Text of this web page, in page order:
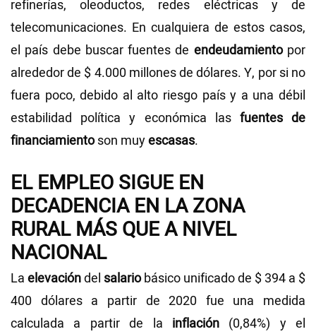
refinerías, oleoductos, redes eléctricas y de
telecomunicaciones. En cualquiera de estos casos,
el país debe buscar fuentes de endeudamientopor
alrededor de $ 4.000 millones de dólares. Y, por si no
fuera poco, debido al alto riesgo país y a una débil
estabilidad política y económica las fuentes de
financiamientoson muyescasas.
EL EMPLEO SIGUE EN
DECADENCIA EN LA ZONA
RURAL MÁS QUE A NIVEL
NACIONAL
La elevacióndel salariobásico unificado de $ 394 a $
400 dólares a partir de 2020 fue una medida
calculada a partir de la inflación(0,84%) y el